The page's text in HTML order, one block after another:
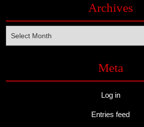
Archives
Meta
Log in
Entries feed